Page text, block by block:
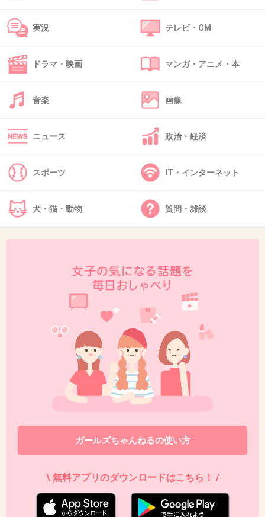
37. 匿名 2016/02/06(土) 14:04:11
けっこう大きい
出典：hotjupiter.net
そういうところ含め、日本での活動って狭くなるね。刺青してても立派に生き
てる人なんぼでもいるし、してなくても悪いことしてる人やまほどいるのに
2016/02/06(土) 14:04:14
海外ではファッション感覚でもここは日本だか
+847
役によっては合わないからね。真面目な好青年
サラリーマン役でタトゥーはおかしい。家族と
一緒に暮らしたがっているし、日本は冬限定で
働けば？
+849
実況 テレビ・CM
ドラマ・映画 マンガ・アニメ・本
音楽 画像
ニュース 政治・経済
スポーツ IT・インターネット
犬・猫・動物 質問・雑談
ガールズちゃんねるの使い方
\ 無料アプリのダウンロードはこちら！ /